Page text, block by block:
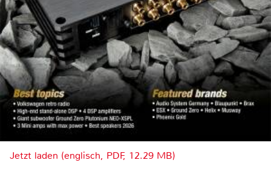
Jetzt laden (englisch, PDF, 12.29 MB)